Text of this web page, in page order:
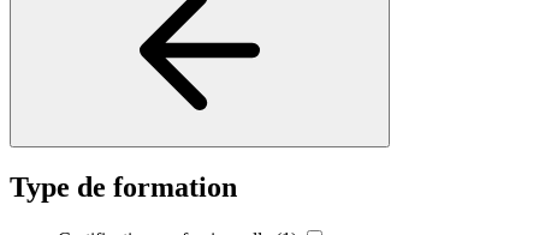
Type de formation